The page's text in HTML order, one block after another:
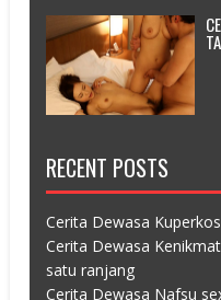
RECENT POSTS
Cerita Dewasa
Cerita Dewasa
satu ranjang
Cerita Dewasa Nafsu